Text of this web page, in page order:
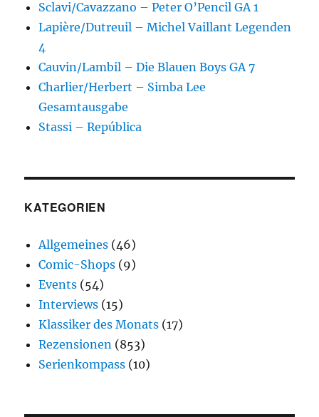
Sclavi/Cavazzano – Peter O’Pencil GA 1
Lapière/Dutreuil – Michel Vaillant Legenden
4
Cauvin/Lambil – Die Blauen Boys GA 7
Charlier/Herbert – Simba Lee
Gesamtausgabe
Stassi – República
KATEGORIEN
Allgemeines (46)
Comic-Shops (9)
Events (54)
Interviews (15)
Klassiker des Monats (17)
Rezensionen (853)
Serienkompass (10)